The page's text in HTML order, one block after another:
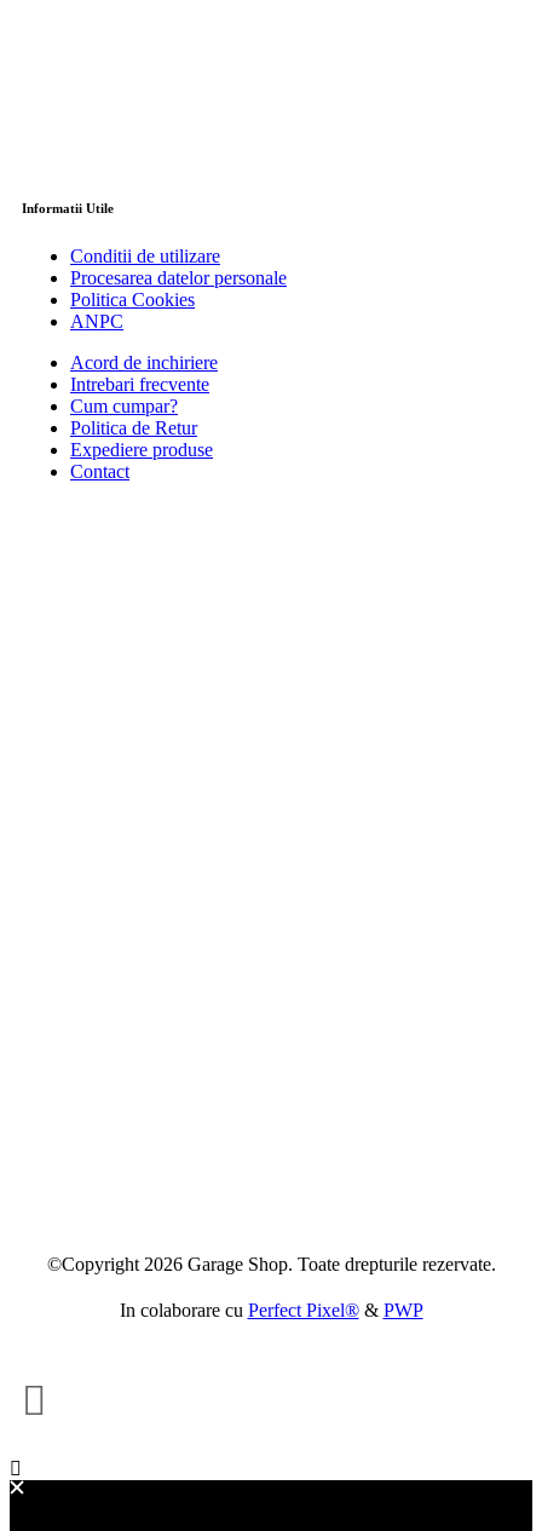
Informatii Utile
Conditii de utilizare
Procesarea datelor personale
Politica Cookies
ANPC
Acord de inchiriere
Intrebari frecvente
Cum cumpar?
Politica de Retur
Expediere produse
Contact
©Copyright 2026 Garage Shop. Toate drepturile rezervate.
In colaborare cu Perfect Pixel®& PWP